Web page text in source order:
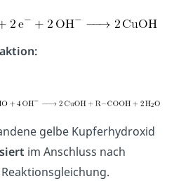
gelbe Kupferhydroxid
im Anschluss nach